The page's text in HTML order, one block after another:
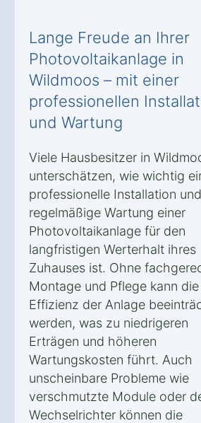
Lange Freude an Ihrer
Photovoltaikanlage in
Wildmoos – mit einer
professionellen
und Wartung
Viele Hausbesitzer in
unterschätzen, wie wichtig
professionelle Installation und
regelmäßige Wartung einer
Photovoltaikanlage für den
langfristigen Werterhalt ihres
Zuhauses ist. Ohne
Montage und Pflege kann die
Effizienz der Anlage
werden, was zu niedrigeren
Erträgen und höheren
Wartungskosten führt. Auch
unscheinbare Probleme wie
verschmutzte Module oder
Wechselrichter können die